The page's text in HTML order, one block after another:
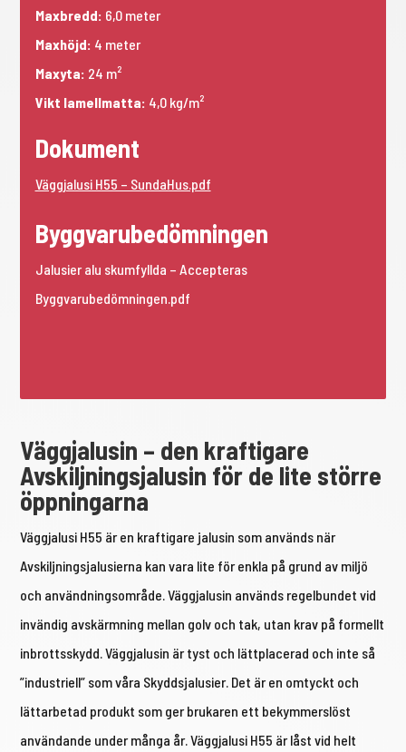
Maxbredd: 6,0 meter
Maxhöjd: 4 meter
Maxyta: 24 m²
Vikt lamellmatta: 4,0 kg/m²
Dokument
Väggjalusi H55 – SundaHus.pdf
Byggvarubedömningen
Jalusier alu skumfyllda – Accepteras
Byggvarubedömningen.pdf
Väggjalusin – den kraftigare
Avskiljningsjalusin för de lite större
öppningarna
Väggjalusi H55 är en kraftigare jalusin som används när
Avskiljningsjalusierna kan vara lite för enkla på grund av miljö
och användningsområde. Väggjalusin används regelbundet vid
invändig avskärmning mellan golv och tak, utan krav på formellt
inbrottsskydd. Väggjalusin är tyst och lättplacerad och inte så
”industriell” som våra Skyddsjalusier. Det är en omtyckt och
lättarbetad produkt som ger brukaren ett bekymmerslöst
användande under många år.Väggjalusi H55 är låst vid helt